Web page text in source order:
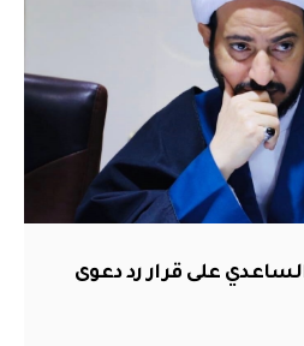
على قرار رد دعوى